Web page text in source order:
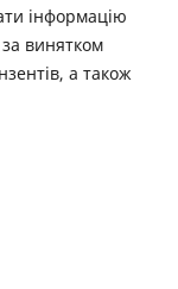
інформацію
винятком
а також